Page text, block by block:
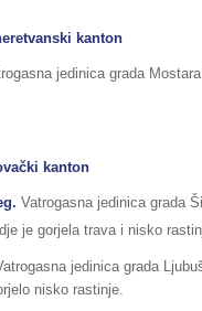
kanton
jedinica grada
kanton
Vatrogasna jedinica grada
je gorjela trava i nisko
jedinica grada
nisko rastinje.